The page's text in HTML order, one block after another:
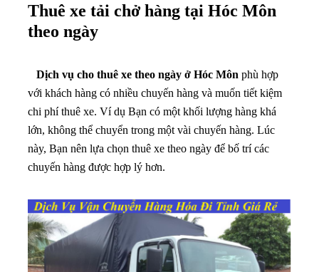
Thuê xe tải chở hàng tại Hóc Môn
theo ngày
Dịch vụ cho thuê xe theo ngày ở Hóc Môn phù hợp
với khách hàng có nhiều chuyến hàng và muốn tiết kiệm
chi phí thuê xe. Ví dụ Bạn có một khối lượng hàng khá
lớn, không thể chuyển trong một vài chuyến hàng. Lúc
này, Bạn nên lựa chọn thuê xe theo ngày để bố trí các
chuyến hàng được hợp lý hơn.